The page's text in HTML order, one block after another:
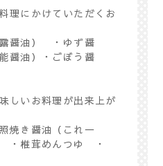
理にかけていただくお
醤油） ・ゆず醤
醤油）・ごぼう醤
しいお料理が出来上が
焼き醤油（これ一
椎茸めんつゆ ・